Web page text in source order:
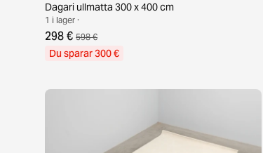
Dagari ullmatta 300 x 400 cm
1 i lager ·
298 € 598 €
Du sparar 300 €